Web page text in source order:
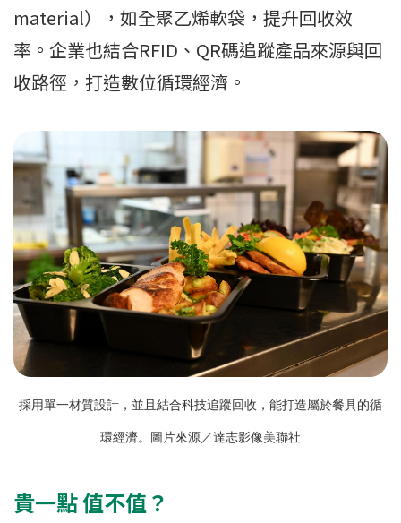
material），如全聚乙烯軟袋，提升回收效
率。企業也結合RFID、QR碼追蹤產品來源與回
收路徑，打造數位循環經濟。
採用單一材質設計，並且結合科技追蹤回收，能打造屬於餐具的循
環經濟。圖片來源／達志影像美聯社
貴一點 值不值？